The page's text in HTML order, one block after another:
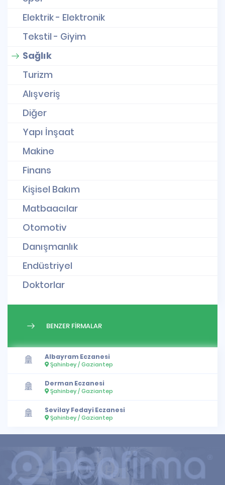
Elektrik - Elektronik
Tekstil - Giyim
Sağlık
Turizm
Alışveriş
Diğer
Yapı İnşaat
Makine
Finans
Kişisel Bakım
Matbaacılar
Otomotiv
Danışmanlık
Endüstriyel
Doktorlar
BENZER FİRMALAR
Albayram Eczanesi
Şahinbey / Gaziantep
Derman Eczanesi
Şahinbey / Gaziantep
Sevilay Fedayi Eczanesi
Şahinbey / Gaziantep